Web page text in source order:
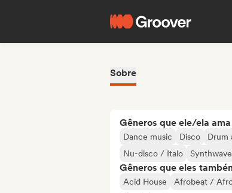
Sobre
Gêneros que ele/ela ama
Dance music Disco Drum
Nu-disco / Italo
Synthwave
Gêneros que eles
Acid House Afrobeat /